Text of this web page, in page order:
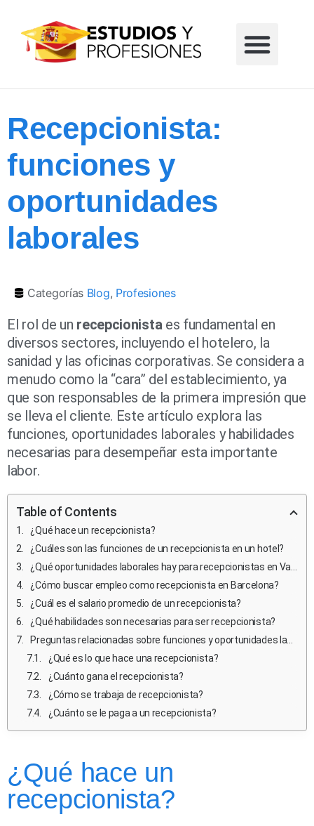
Recepcionista:
funciones y
oportunidades
laborales
Categorías Blog, Profesiones
El rol de un recepcionista es fundamental en
diversos sectores, incluyendo el hotelero, la
sanidad y las oficinas corporativas. Se considera a
menudo como la “cara” del establecimiento, ya
que son responsables de la primera impresión que
se lleva el cliente. Este artículo explora las
funciones, oportunidades laborales y habilidades
necesarias para desempeñar esta importante
labor.
Table of Contents
¿Qué hace un recepcionista?
¿Cuáles son las funciones de un recepcionista en un hotel?
¿Qué oportunidades laborales hay para recepcionistas en Valencia?
¿Cómo buscar empleo como recepcionista en Barcelona?
¿Cuál es el salario promedio de un recepcionista?
¿Qué habilidades son necesarias para ser recepcionista?
Preguntas relacionadas sobre funciones y oportunidades laborales de un recepcionista
¿Qué es lo que hace una recepcionista?
¿Cuánto gana el recepcionista?
¿Cómo se trabaja de recepcionista?
¿Cuánto se le paga a un recepcionista?
¿Qué hace un
recepcionista?